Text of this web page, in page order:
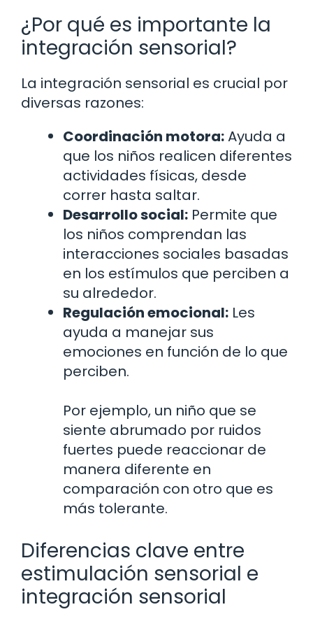
¿Por qué es importante la
integración sensorial?
La integración sensorial es crucial por
diversas razones:
Coordinación motora:Ayuda a
que los niños realicen diferentes
actividades físicas, desde
correr hasta saltar.
Desarrollo social: Permite que
los niños comprendan las
interacciones sociales basadas
en los estímulos que perciben a
su alrededor.
Regulación emocional: Les
ayuda a manejar sus
emociones en función de lo que
perciben.
Por ejemplo, un niño que se
siente abrumado por ruidos
fuertes puede reaccionar de
manera diferente en
comparación con otro que es
más tolerante.
Diferencias clave entre
estimulación sensorial e
integración sensorial